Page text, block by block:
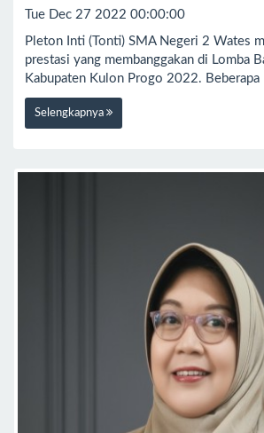
Tue Dec 27 2022 00:00:00
Pleton Inti (Tonti) SMA Negeri 2 Wates
prestasi yang membanggakan di Lomba
Kabupaten Kulon Progo 2022. Beberapa
Selengkapnya